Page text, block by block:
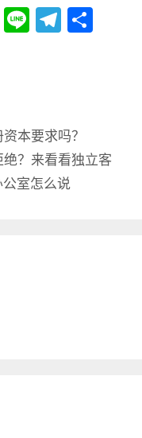
M
a
Li T
m
本要求吗？
？来看看独立客
室怎么说